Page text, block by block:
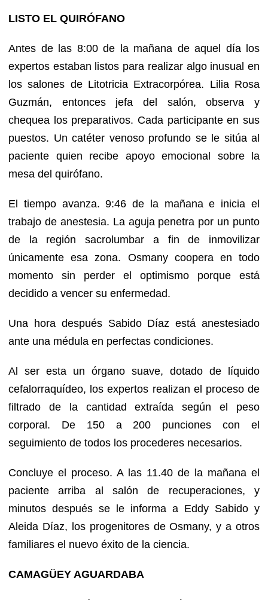
LISTO EL QUIRÓFANO
Antes de las 8:00 de la mañana de aquel día los
expertos estaban listos para realizar algo inusual en
los salones de Litotricia Extracorpórea. Lilia Rosa
Guzmán, entonces jefa del salón, observa y
chequea los preparativos. Cada participante en sus
puestos. Un catéter venoso profundo se le sitúa al
paciente quien recibe apoyo emocional sobre la
mesa del quirófano.
El tiempo avanza. 9:46 de la mañana e inicia el
trabajo de anestesia. La aguja penetra por un punto
de la región sacrolumbar a fin de inmovilizar
únicamente esa zona. Osmany coopera en todo
momento sin perder el optimismo porque está
decidido a vencer su enfermedad.
Una hora después Sabido Díaz está anestesiado
ante una médula en perfectas condiciones.
Al ser esta un órgano suave, dotado de líquido
cefalorraquídeo, los expertos realizan el proceso de
filtrado de la cantidad extraída según el peso
corporal. De 150 a 200 punciones con el
seguimiento de todos los procederes necesarios.
Concluye el proceso. A las 11.40 de la mañana el
paciente arriba al salón de recuperaciones, y
minutos después se le informa a Eddy Sabido y
Aleida Díaz, los progenitores de Osmany, y a otros
familiares el nuevo éxito de la ciencia.
CAMAGÜEY AGUARDABA